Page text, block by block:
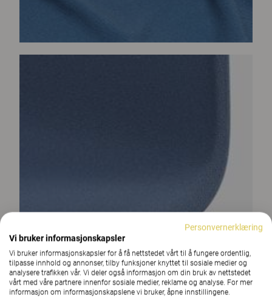
Personvernerklæring
Vi bruker informasjonskapsler
Vi bruker informasjonskapsler for å få nettstedet vårt til å fungere ordentlig,
tilpasse innhold og annonser, tilby funksjoner knyttet til sosiale medier og
analysere trafikken vår. Vi deler også informasjon om din bruk av nettstedet
vårt med våre partnere innenfor sosiale medier, reklame og analyse. For mer
informasjon om informasjonskapslene vi bruker, åpne innstillingene.